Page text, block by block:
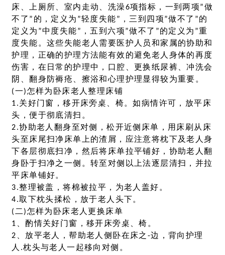
床、上厕所、室内走动、洗澡6项指标，一到两项”做
不了”的，定义为”轻度失能”，三到四项”做不了”的
定义为”中度失能”，五到六项”做不了”的定义为”重
度失能。这些失能老人需要医护人员和家属的协助和
护理，正确的护理方法能有效的避免老人身体的再度
伤害，在日常的护理中，口腔、更换纸尿裤、冲洗会
阴、翻身防褥疮、擦浴和心理护理显得较为重要。
(一)怎样为卧床老人整理床铺
1.关好门窗，移开床旁桌、椅。如病情许可，放平床
头，便于彻底清扫。
2.协助老人翻身至对侧，松开近侧床单，用床刷从床
头至床尾扫净床单上的渣屑，应注意将枕下及老人身
下各层彻底扫净，然后将床单拉平铺好，协助老人翻
身卧于扫净之一侧。转至对侧以上法逐层清扫，并拉
平床单铺好。
3.整理被盖，将棉被拉平，为老人盖好。
4.取下枕头揉松，放于老人头下。
(二)怎样为卧床老人更换床单
1、酌情关好门窗，移开床旁桌、椅。
2、放平老人，帮助老人侧卧在床之-边，背向护理
人.枕头与老人一起移向对侧。